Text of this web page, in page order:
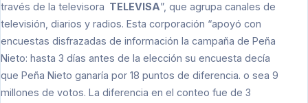
través de la televisora TELEVISA”, que agrupa canales de
televisión, diarios y radios. Esta corporación “apoyó con
encuestas disfrazadas de información la campaña de Peña
Nieto: hasta 3 días antes de la elección su encuesta decía
que Peña Nieto ganaría por 18 puntos de diferencia. o sea 9
millones de votos. La diferencia en el conteo fue de 3